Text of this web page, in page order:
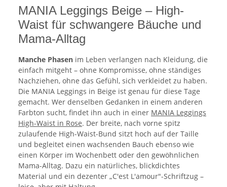
MANIA Leggings Beige – High-
Waist für schwangere Bäuche und
Mama-Alltag
Manche Phasen im Leben verlangen nach Kleidung, die
einfach mitgeht – ohne Kompromisse, ohne ständiges
Nachziehen, ohne das Gefühl, sich verkleidet zu haben.
Die MANIA Leggings in Beige ist genau für diese Tage
gemacht. Wer denselben Gedanken in einem anderen
Farbton sucht, findet ihn auch in einer MANIA Leggings
High-Waist in Rose. Der breite, nach vorne spitz
zulaufende High-Waist-Bund sitzt hoch auf der Taille
und begleitet einen wachsenden Bauch ebenso wie
einen Körper im Wochenbett oder den gewöhnlichen
Mama-Alltag. Dazu ein natürliches, blickdichtes
Material und ein dezenter „C'est L'amour"-Schriftzug –